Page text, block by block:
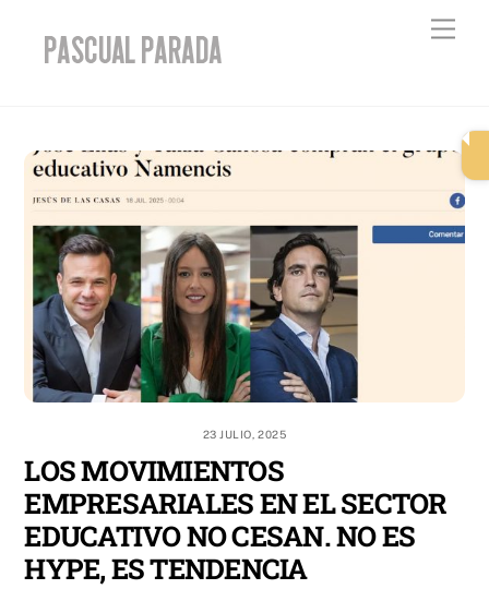
content
23 JULIO, 2025
LOS MOVIMIENTOS
EMPRESARIALES EN EL SECTOR
EDUCATIVO NO CESAN. NO ES
HYPE, ES TENDENCIA